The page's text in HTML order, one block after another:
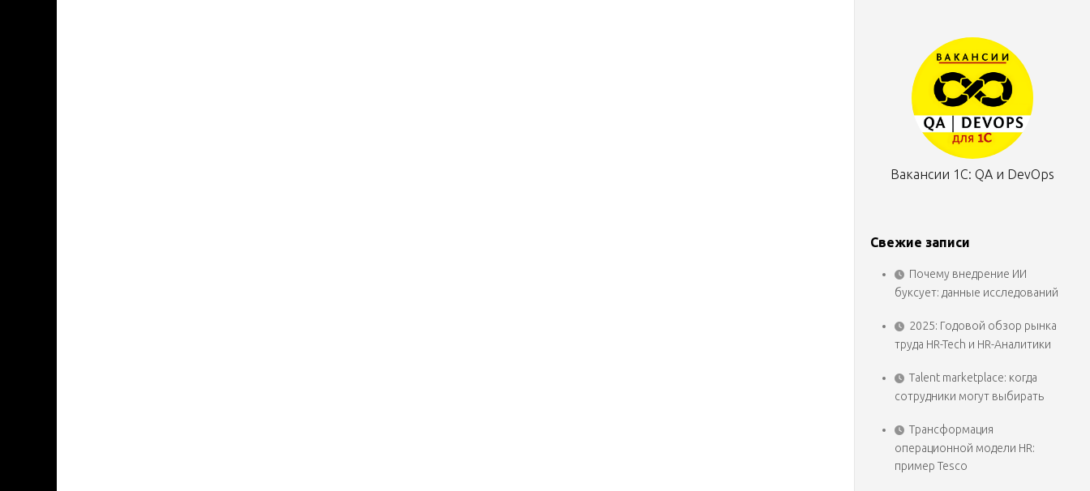
Вакансии 1С: QA и DevOps
Свежие записи
Почему внедрение ИИ
буксует: данные исследований
2025: Годовой обзор рынка
труда HR-Tech и HR-Аналитики
Talent marketplace: когда
сотрудники могут выбирать
Трансформация
операционной модели HR:
пример Tesco